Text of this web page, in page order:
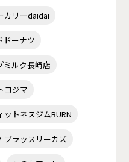
カリーdaidai
ドーナツ
ミルク長崎店
コジマ
ットネスジムBURN
ブラッスリーカズ